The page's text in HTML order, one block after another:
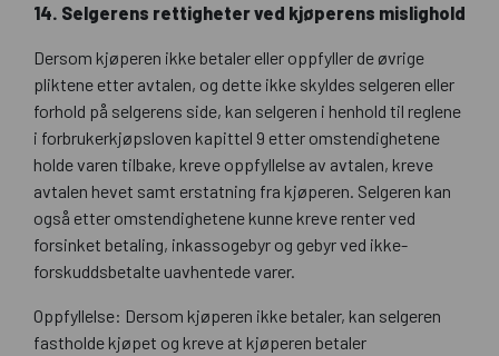
14. Selgerens rettigheter ved kjøperens mislighold
Dersom kjøperen ikke betaler eller oppfyller de øvrige
pliktene etter avtalen, og dette ikke skyldes selgeren eller
forhold på selgerens side, kan selgeren i henhold til reglene
i forbrukerkjøpsloven kapittel 9 etter omstendighetene
holde varen tilbake, kreve oppfyllelse av avtalen, kreve
avtalen hevet samt erstatning fra kjøperen. Selgeren kan
også etter omstendighetene kunne kreve renter ved
forsinket betaling, inkassogebyr og gebyr ved ikke-
forskuddsbetalte uavhentede varer.
Oppfyllelse: Dersom kjøperen ikke betaler, kan selgeren
fastholde kjøpet og kreve at kjøperen betaler